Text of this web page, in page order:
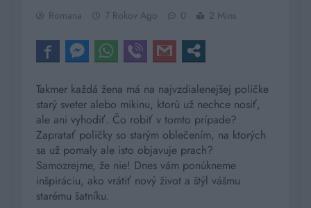
Romana 7 Rokov Ago 0 2 Mins
Takmer každá žena má na najvzdialenejšej poličke
starý sveter alebo mikinu, ktorú už nechce nosiť,
ale ani vyhodiť. Čo robiť v tomto prípade?
Zapratať poličky so starým oblečením, na ktorých
sa už pomaly ale isto objavuje prach?
Samozrejme, že nie! Dnes vám ponúkneme
inšpiráciu, ako vrátiť nový život a štýl vášmu
starému šatníku.